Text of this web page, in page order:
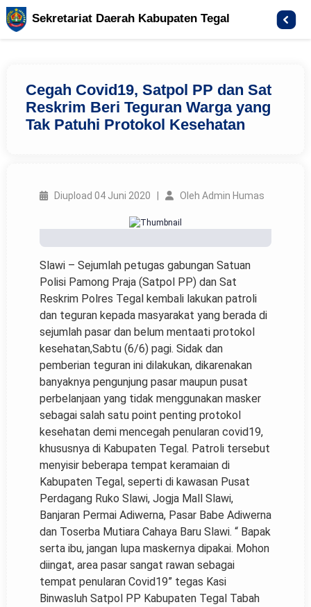
Sekretariat Daerah Kabupaten Tegal
Cegah Covid19, Satpol PP dan Sat
Reskrim Beri Teguran Warga yang
Tak Patuhi Protokol Kesehatan
Diupload 04 Juni 2020 | Oleh Admin Humas
Slawi – Sejumlah petugas gabungan Satuan
Polisi Pamong Praja (Satpol PP) dan Sat
Reskrim Polres Tegal kembali lakukan patroli
dan teguran kepada masyarakat yang berada di
sejumlah pasar dan belum mentaati protokol
kesehatan,Sabtu (6/6) pagi. Sidak dan
pemberian teguran ini dilakukan, dikarenakan
banyaknya pengunjung pasar maupun pusat
perbelanjaan yang tidak menggunakan masker
sebagai salah satu point penting protokol
kesehatan demi mencegah penularan covid19,
khususnya di Kabupaten Tegal. Patroli tersebut
menyisir beberapa tempat keramaian di
Kabupaten Tegal, seperti di kawasan Pusat
Perdagang Ruko Slawi, Jogja Mall Slawi,
Banjaran Permai Adiwerna, Pasar Babe Adiwerna
dan Toserba Mutiara Cahaya Baru Slawi. “ Bapak
serta ibu, jangan lupa maskernya dipakai. Mohon
diingat, area pasar sangat rawan sebagai
tempat penularan Covid19” tegas Kasi
Binwasluh Satpol PP Kabupaten Tegal Tabah